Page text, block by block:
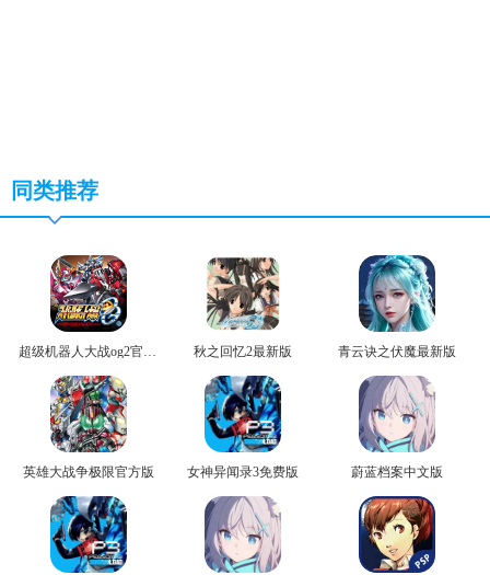
同类推荐
超级机器人大战og2官方版 秋之回忆2最新版 青云诀之伏魔最新版
英雄大战争极限官方版 女神异闻录3免费版 蔚蓝档案中文版